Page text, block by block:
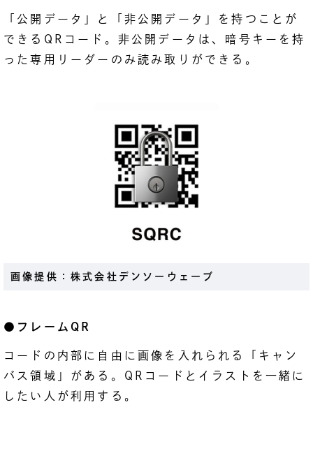
「公開データ」と「非公開データ」を持つことが
できるQRコード。非公開データは、暗号キーを持
った専用リーダーのみ読み取りができる。
画像提供：株式会社デンソーウェーブ
●フレームQR
コードの内部に自由に画像を入れられる「キャン
バス領域」がある。QRコードとイラストを一緒に
したい人が利用する。